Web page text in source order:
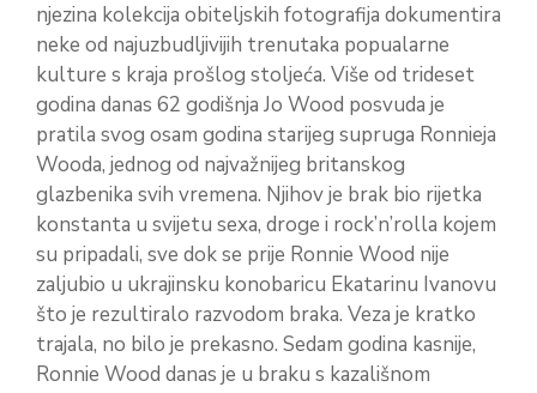
njezina kolekcija obiteljskih fotografija dokumentira
neke od najuzbudljivijih trenutaka popualarne
kulture s kraja prošlog stoljeća. Više od trideset
godina danas 62 godišnja Jo Wood posvuda je
pratila svog osam godina starijeg supruga Ronnieja
Wooda, jednog od najvažnijeg britanskog
glazbenika svih vremena. Njihov je brak bio rijetka
konstanta u svijetu sexa, droge i rock’n’rolla kojem
su pripadali, sve dok se prije Ronnie Wood nije
zaljubio u ukrajinsku konobaricu Ekatarinu Ivanovu
što je rezultiralo razvodom braka. Veza je kratko
trajala, no bilo je prekasno. Sedam godina kasnije,
Ronnie Wood danas je u braku s kazališnom